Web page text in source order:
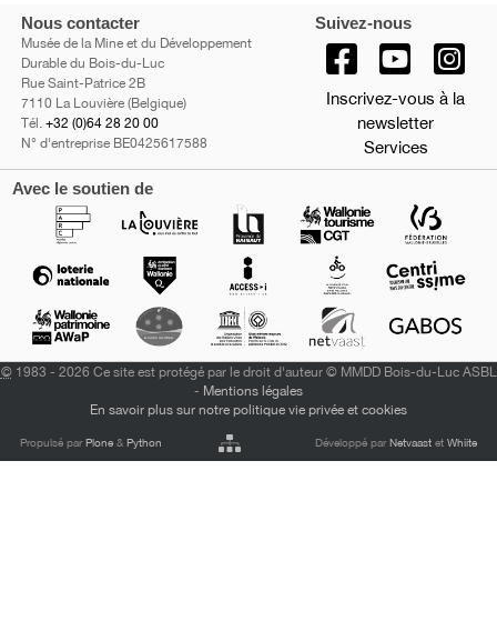
Nous contacter
Musée de la Mine et du Développement
Durable du Bois-du-Luc
Rue Saint-Patrice 2B
7110 La Louvière (Belgique)
Tél. +32 (0)64 28 20 00
N° d'entreprise BE0425617588
Suivez-nous
Inscrivez-vous à la
newsletter
Services
Avec le soutien de
©1983 - 2026 Ce site est protégé par le droit d'auteur © MMDD Bois-du-Luc ASBL
- Mentions légales
En savoir plus sur notre politique vie privée et cookies
Propulsé parPlone &Python Développé parNetvaastet Whiite